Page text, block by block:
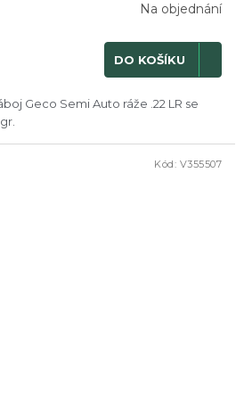
Na objednání
DO KOŠÍKU
Geco Semi Auto ráže .22 LR se
Kód: V355507